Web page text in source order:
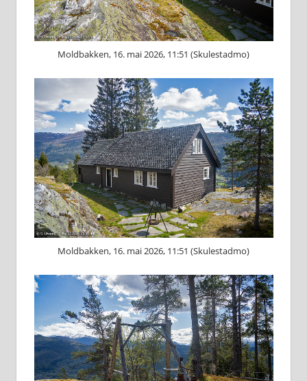
Moldbakken, 16. mai 2026, 11:51 (Skulestadmo)
Moldbakken, 16. mai 2026, 11:51 (Skulestadmo)